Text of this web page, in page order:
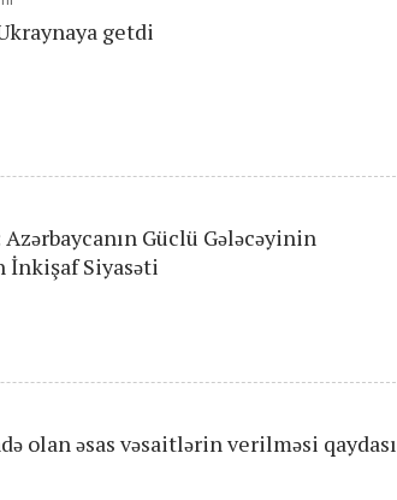
getdi
Güclü Gələcəyinin
İnkişaf Siyasəti
olan əsas vəsaitlərin verilməsi qaydası